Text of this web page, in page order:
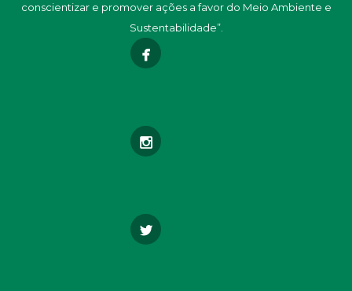
conscientizar e promover ações a favor do Meio Ambiente e
Sustentabilidade”.